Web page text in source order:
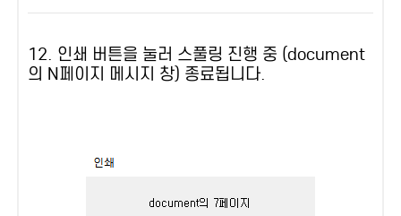
12. 인쇄 버튼을 눌러 스풀링 진행 중 (document
의 N페이지 메시지 창) 종료됩니다.